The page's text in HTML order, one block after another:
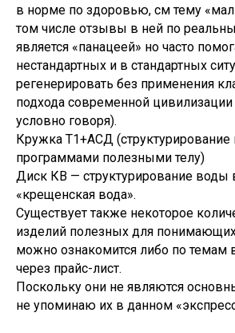
в норме по здоровью, см тему
том числе отзывы в ней по
является «панацеей» но часто
нестандартных и в стандартных
регенерировать без применения
подхода современной цивилизации
условно говоря).
Кружка Т1+АСД
программами полезными телу)
Диск КВ — структурирование
«крещенская вода».
Существует также некоторое
изделий полезных для
можно ознакомится либо по темам
через прайс-лист.
Поскольку они не являются
не упоминаю их в данном